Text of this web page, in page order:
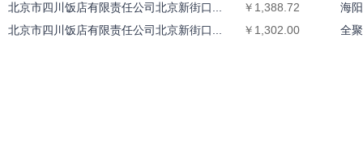
北京市四川饭店有限责任公司北京新街口...
￥1,388.72
北京市四川饭店有限责任公司北京新街口...
￥1,302.00
海
全